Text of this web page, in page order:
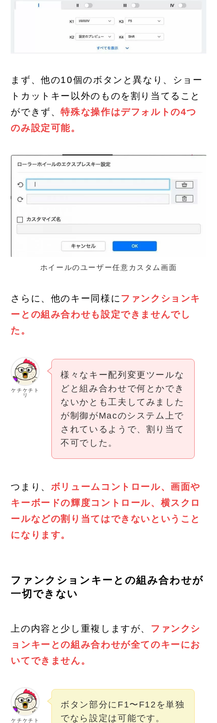
まず、他の10個のボタンと異なり、ショー
トカットキー以外のものを割り当てること
ができず、特殊な操作はデフォルトの4つ
のみ設定可能。
ホイールのユーザー任意カスタム画面
さらに、他のキー同様にファンクションキ
ーとの組み合わせも設定できませんでし
た。
ケチケチト
リ
様々なキー配列変更ツールな
どと組み合わせで何とかでき
ないかとも工夫してみました
が制御がMacのシステム上で
されているようで、割り当て
不可でした。
つまり、 ボリュームコントロール、画面や
キーボードの輝度コントロール、横スクロ
ールなどの割り当てはできないということ
になります。
ファンクションキーとの組み合わせが
一切できない
上の内容と少し重複しますが、 ファンクシ
ョンキーとの組み合わせが全てのキーにお
いてできません。
ケチケチト
ボタン部分にF1〜F12を単独
でなら設定は可能です。